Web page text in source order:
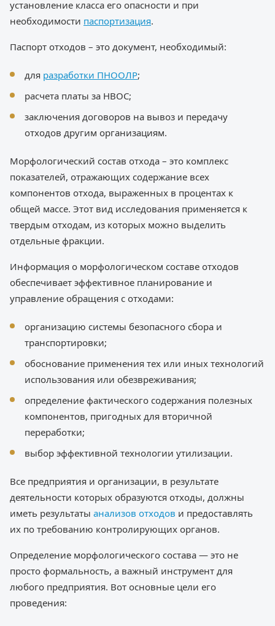
установление класса его опасности и при
необходимости паспортизация.
Паспорт отходов – это документ, необходимый:
для разработки ПНООЛР;
расчета платы за НВОС;
заключения договоров на вывоз и передачу
отходов другим организациям.
Морфологический состав отхода – это комплекс
показателей, отражающих содержание всех
компонентов отхода, выраженных в процентах к
общей массе. Этот вид исследования применяется к
твердым отходам, из которых можно выделить
отдельные фракции.
Информация о морфологическом составе отходов
обеспечивает эффективное планирование и
управление обращения с отходами:
организацию системы безопасного сбора и
транспортировки;
обоснование применения тех или иных технологий
использования или обезвреживания;
определение фактического содержания полезных
компонентов, пригодных для вторичной
переработки;
выбор эффективной технологии утилизации.
Все предприятия и организации, в результате
деятельности которых образуются отходы, должны
иметь результаты анализов отходов и предоставлять
их по требованию контролирующих органов.
Определение морфологического состава — это не
просто формальность, а важный инструмент для
любого предприятия. Вот основные цели его
проведения: